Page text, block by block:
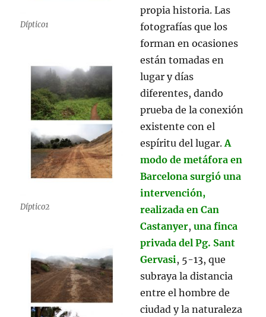
Díptico1
Díptico2
propia historia. Las
fotografías que los
forman en ocasiones
están tomadas en
lugar y días
diferentes, dando
prueba de la conexión
existente con el
espíritu del lugar.A
modo de metáfora en
Barcelona surgió una
intervención,
realizada en Can
Castanyer,una finca
privada del Pg. Sant
Gervasi , 5-13, que
subraya la distancia
entre el hombre de
ciudad y la naturaleza